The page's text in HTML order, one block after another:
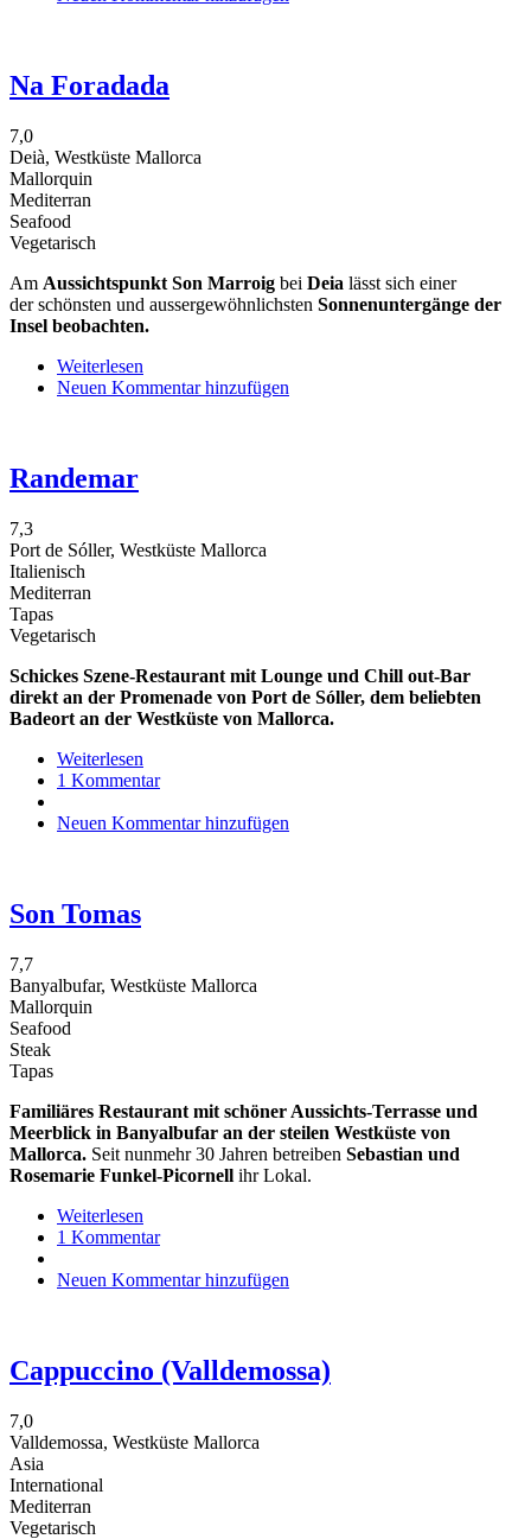
Hotel
Na Foradada
7,0
Deià, Westküste Mallorca
Mallorquin
Mediterran
Seafood
Vegetarisch
Am Aussichtspunkt Son Marroig bei Deia lässt sich einer
der schönsten und aussergewöhnlichsten Sonnenuntergänge der
Insel beobachten.
Weiterlesen
Na
Neuen Kommentar hinzufügen
Randemar
7,3
Port de Sóller, Westküste Mallorca
Italienisch
Mediterran
Tapas
Vegetarisch
Schickes Szene-Restaurant mit Lounge und Chill out-Bar
direkt an der Promenade von Port de Sóller, dem beliebten
Badeort an der Westküste von Mallorca.
Weiterlesen
Randemar
1 Kommentar
Neuen Kommentar hinzufügen
Son Tomas
7,7
Banyalbufar, Westküste Mallorca
Mallorquin
Seafood
Steak
Tapas
Familiäres Restaurant mit schöner Aussichts-Terrasse und
Meerblick in Banyalbufar an der steilen Westküste von
Mallorca. Seit nunmehr 30 Jahren betreiben Sebastian und
Rosemarie Funkel-Picornell ihr Lokal.
Weiterlesen
Son
1 Kommentar
Neuen Kommentar hinzufügen
Cappuccino (Valldemossa)
7,0
Valldemossa, Westküste Mallorca
Asia
International
Mediterran
Vegetarisch